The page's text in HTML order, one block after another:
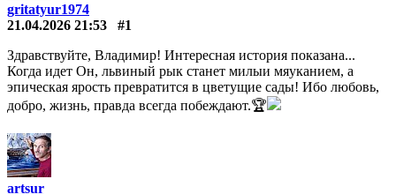
gritatyur1974
21.04.2026 21:53
#1
Здравствуйте, Владимир! Интересная история показана...
Когда идет Он, львиный рык станет милыи мяуканием, а
эпическая ярость превратится в цветущие сады! Ибо любовь,
добро, жизнь, правда всегда побеждают.🏆
artsur